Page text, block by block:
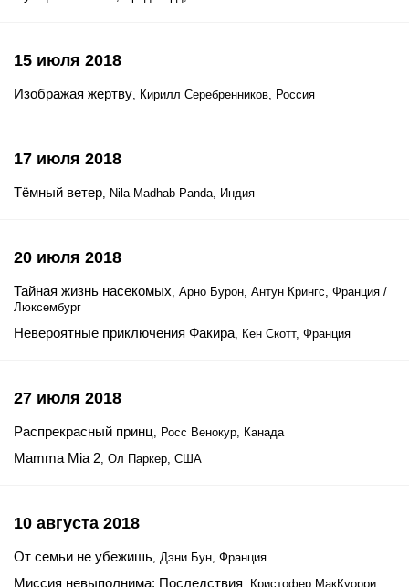
15 июля 2018
Изображая жертву, Кирилл Серебренников, Россия
17 июля 2018
Тёмный ветер, Nila Madhab Panda, Индия
20 июля 2018
Тайная жизнь насекомых, Арно Бурон, Антун Крингс, Франция /
Люксембург
Невероятные приключения Факира, Кен Скотт, Франция
27 июля 2018
Распрекрасный принц, Росс Венокур, Канада
Mamma Mia 2, Ол Паркер, США
10 августа 2018
От семьи не убежишь, Дэни Бун, Франция
Миссия невыполнима: Последствия, Кристофер МакКуорри,